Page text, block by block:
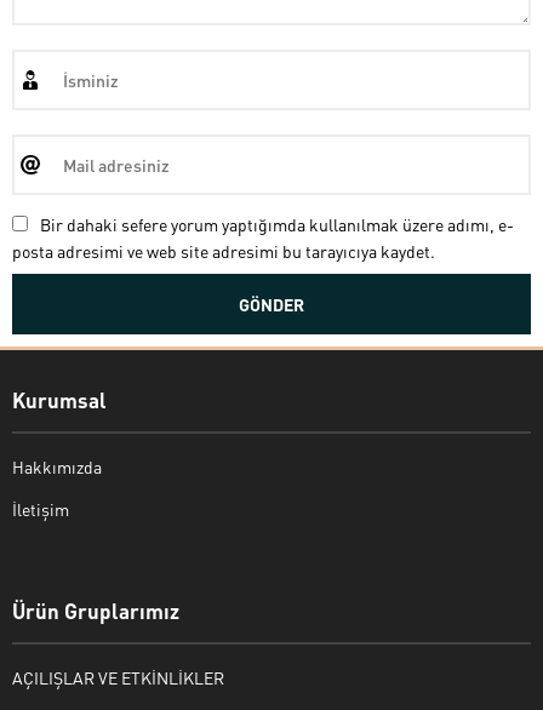
Bir dahaki sefere yorum yaptığımda kullanılmak üzere adımı, e-
posta adresimi ve web site adresimi bu tarayıcıya kaydet.
Kurumsal
Hakkımızda
İletişim
Ürün Gruplarımız
AÇILIŞLAR VE ETKİNLİKLER